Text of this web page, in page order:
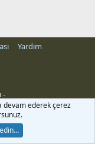
Yardım
-
devam ederek çerez